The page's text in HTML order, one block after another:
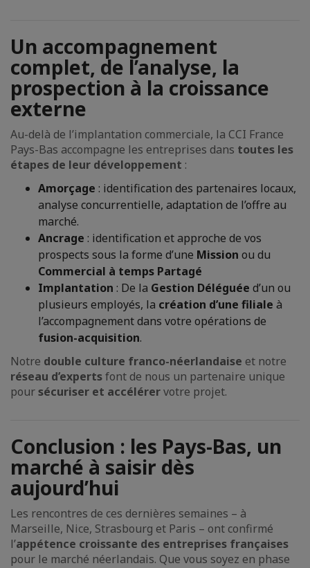
Un accompagnement
complet, de l’analyse, la
prospection à la croissance
externe
Au-delà de l’implantation commerciale, la CCI France
Pays-Bas accompagne les entreprises dans toutes les
étapes de leur développement :
Amorçage : identification des partenaires locaux,
analyse concurrentielle, adaptation de l’offre au
marché.
Ancrage : identification et approche de vos
prospects sous la forme d’une Mission ou du
Commercial à temps Partagé
Implantation : De la Gestion Déléguée d’un ou
plusieurs employés, la création d’une filiale à
l’accompagnement dans votre opérations de
fusion-acquisition.
Notre double culture franco-néerlandaise et notre
réseau d’expertsfont de nous un partenaire unique
poursécuriser et accélérervotre projet.
Conclusion : les Pays-Bas, un
marché à saisir dès
aujourd’hui
Les rencontres de ces dernières semaines – à
Marseille, Nice, Strasbourg et Paris – ont confirmé
l’appétence croissante des entreprises françaises
pour le marché néerlandais. Que vous soyez en phase